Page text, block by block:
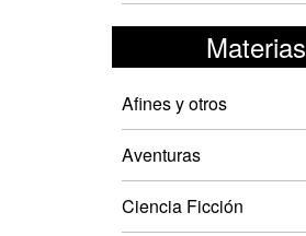
Materias
Afines y otros
Aventuras
Ciencia Ficción